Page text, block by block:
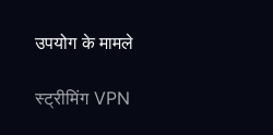
उपयोग के मामले
स्ट्रीमिंग VPN